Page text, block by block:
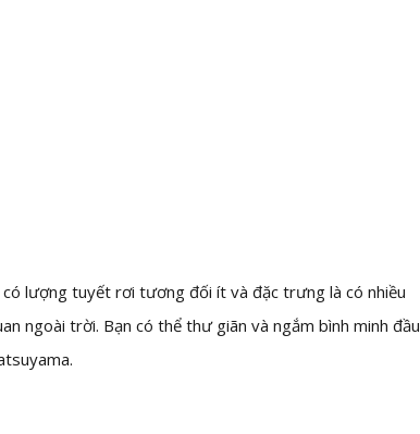
lượng tuyết rơi tương đối ít và đặc trưng là có nhiều
ngoài trời. Bạn có thể thư giãn và ngắm bình minh đầu